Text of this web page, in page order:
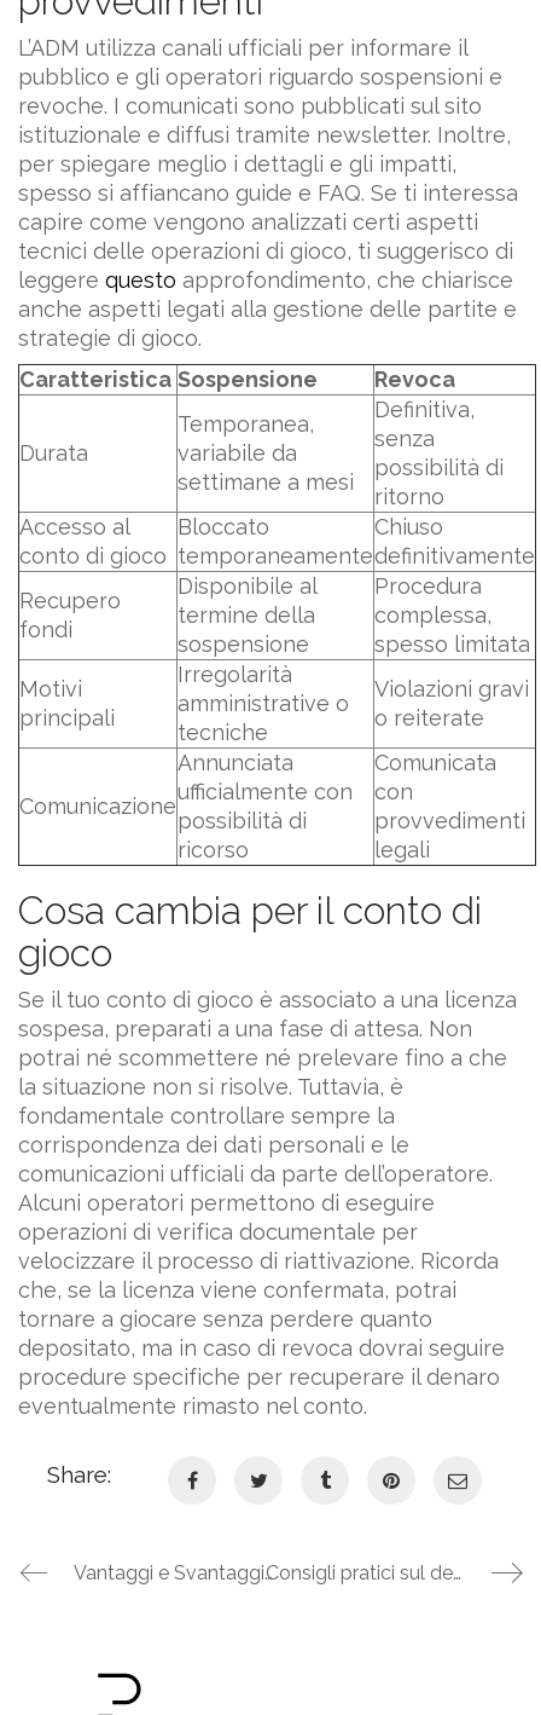
L’ADM utilizza canali ufficiali per informare il
pubblico e gli operatori riguardo sospensioni e
revoche. I comunicati sono pubblicati sul sito
istituzionale e diffusi tramite newsletter. Inoltre,
per spiegare meglio i dettagli e gli impatti,
spesso si affiancano guide e FAQ. Se ti interessa
capire come vengono analizzati certi aspetti
tecnici delle operazioni di gioco, ti suggerisco di
leggere questo approfondimento, che chiarisce
anche aspetti legati alla gestione delle partite e
strategie di gioco.
Caratteristica Sospensione Revoca
Durata
Temporanea,
variabile da
settimane a mesi
Definitiva,
senza
possibilità di
ritorno
Accesso al
conto di gioco
Bloccato
temporaneamente
Chiuso
definitivamente
Recupero
fondi
Disponibile al
termine della
sospensione
Procedura
complessa,
spesso limitata
Motivi
principali
Irregolarità
amministrative o
tecniche
Violazioni gravi
o reiterate
Comunicazione
Annunciata
ufficialmente con
possibilità di
ricorso
Comunicata
con
provvedimenti
legali
Cosa cambia per il conto di
gioco
Se il tuo conto di gioco è associato a una licenza
sospesa, preparati a una fase di attesa. Non
potrai né scommettere né prelevare fino a che
la situazione non si risolve. Tuttavia, è
fondamentale controllare sempre la
corrispondenza dei dati personali e le
comunicazioni ufficiali da parte dell’operatore.
Alcuni operatori permettono di eseguire
operazioni di verifica documentale per
velocizzare il processo di riattivazione. Ricorda
che, se la licenza viene confermata, potrai
tornare a giocare senza perdere quanto
depositato, ma in caso di revoca dovrai seguire
procedure specifiche per recuperare il denaro
eventualmente rimasto nel conto.
Share:
Vantaggi e Svantaggi del Mercato Regolato e Non Regolato: Guida per il Giocatore Consapevole Consigli pratici sul deposito minimo: guida per gestire al meglio il budget nei casinò ADM